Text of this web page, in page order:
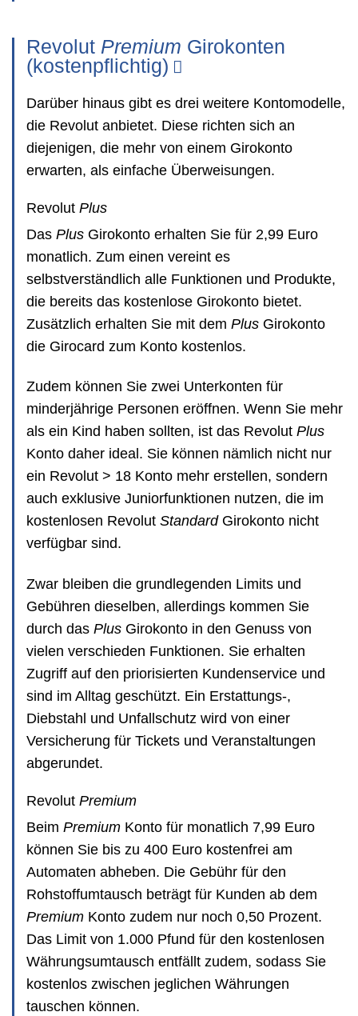
Revolut Premium Girokonten
(kostenpflichtig)
Darüber hinaus gibt es drei weitere Kontomodelle,
die Revolut anbietet. Diese richten sich an
diejenigen, die mehr von einem Girokonto
erwarten, als einfache Überweisungen.
Revolut Plus
Das Plus Girokonto erhalten Sie für 2,99 Euro
monatlich. Zum einen vereint es
selbstverständlich alle Funktionen und Produkte,
die bereits das kostenlose Girokonto bietet.
Zusätzlich erhalten Sie mit dem Plus Girokonto
die Girocard zum Konto kostenlos.
Zudem können Sie zwei Unterkonten für
minderjährige Personen eröffnen. Wenn Sie mehr
als ein Kind haben sollten, ist das Revolut Plus
Konto daher ideal. Sie können nämlich nicht nur
ein Revolut > 18 Konto mehr erstellen, sondern
auch exklusive Juniorfunktionen nutzen, die im
kostenlosen Revolut StandardGirokonto nicht
verfügbar sind.
Zwar bleiben die grundlegenden Limits und
Gebühren dieselben, allerdings kommen Sie
durch das Plus Girokonto in den Genuss von
vielen verschieden Funktionen. Sie erhalten
Zugriff auf den priorisierten Kundenservice und
sind im Alltag geschützt. Ein Erstattungs-,
Diebstahl und Unfallschutz wird von einer
Versicherung für Tickets und Veranstaltungen
abgerundet.
Revolut Premium
Beim Premium Konto für monatlich 7,99 Euro
können Sie bis zu 400 Euro kostenfrei am
Automaten abheben. Die Gebühr für den
Rohstoffumtausch beträgt für Kunden ab dem
Premium Konto zudem nur noch 0,50 Prozent.
Das Limit von 1.000 Pfund für den kostenlosen
Währungsumtausch entfällt zudem, sodass Sie
kostenlos zwischen jeglichen Währungen
tauschen können.